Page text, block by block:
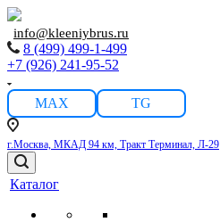
info@kleeniybrus.ru
8 (499) 499-1-499
+7 (926) 241-95-52
MAX TG
г.Москва, МКАД 94 км, Тракт Терминал, Л-29
Каталог